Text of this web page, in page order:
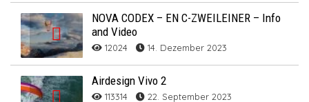
NOVA CODEX – EN C-ZWEILEINER – Info
and Video
12024 14. Dezember 2023
Airdesign Vivo 2
113314 22. September 2023